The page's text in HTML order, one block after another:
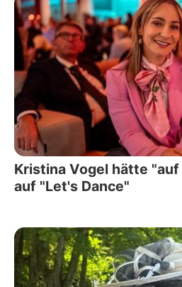
Kristina Vogel hätte "auf
auf "Let's Dance"